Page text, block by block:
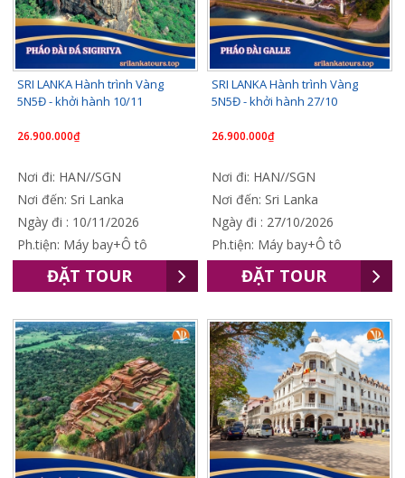
SRI LANKA Hành trình Vàng
5N5Đ - khởi hành 10/11
26.900.000₫
Nơi đi: HAN//SGN
Nơi đến: Sri Lanka
Ngày đi : 10/11/2026
Ph.tiện: Máy bay+Ô tô
ĐẶT TOUR
SRI LANKA Hành trình Vàng
5N5Đ - khởi hành 27/10
26.900.000₫
Nơi đi: HAN//SGN
Nơi đến: Sri Lanka
Ngày đi : 27/10/2026
Ph.tiện: Máy bay+Ô tô
ĐẶT TOUR